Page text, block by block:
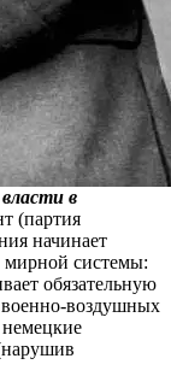
в
(партия
начинает
мирной системы:
обязательную
военно-воздушных